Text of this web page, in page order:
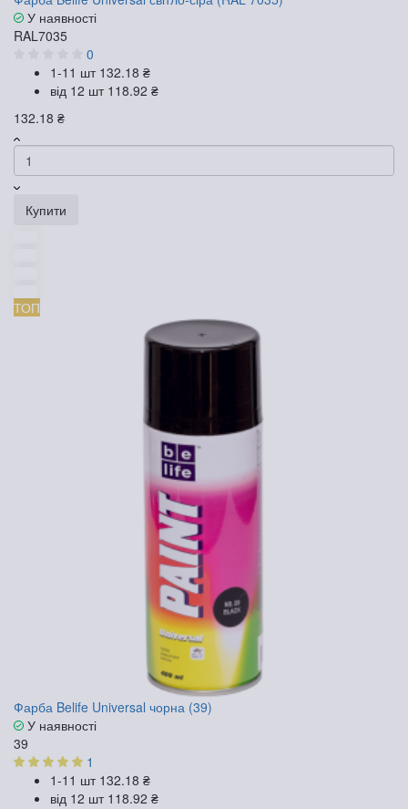
У наявності
RAL7035
0
1-11 шт 132.18 ₴
від 12 шт 118.92 ₴
132.18 ₴
Купити
ТОП
Фарба Belife Universal чорна (39)
У наявності
39
1
1-11 шт 132.18 ₴
від 12 шт 118.92 ₴